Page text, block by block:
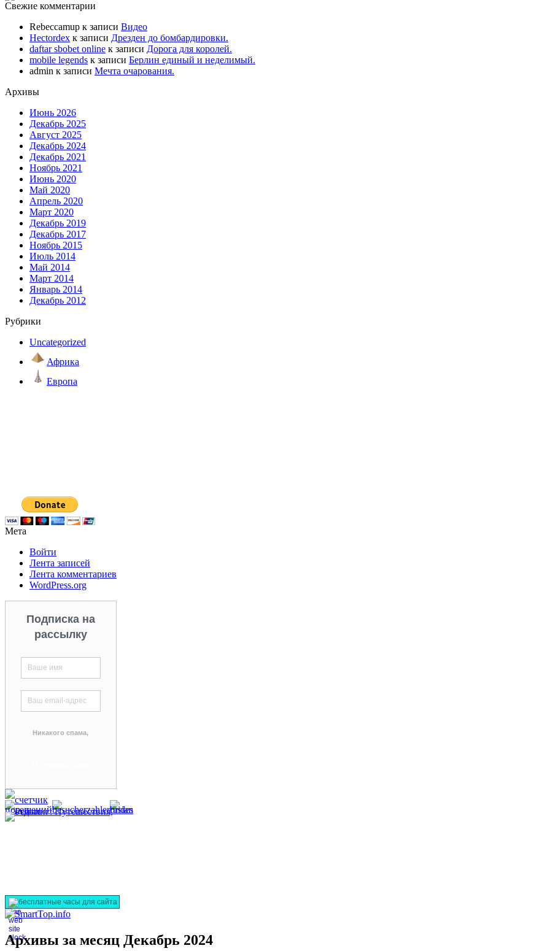
Свежие комментарии
Rebeccamup к записи Видео
Hectordex к записи Дрезден до бомбардировки.
daftar sbobet online к записи Дорога для королей.
mobile legends к записи Берлин единый и неделимый.
admin к записи Мечта очарования.
Архивы
Июнь 2026
Декабрь 2025
Август 2025
Декабрь 2024
Декабрь 2021
Ноябрь 2021
Июнь 2020
Май 2020
Апрель 2020
Март 2020
Декабрь 2019
Декабрь 2017
Ноябрь 2015
Июль 2014
Май 2014
Март 2014
Январь 2014
Декабрь 2012
Рубрики
Uncategorized
Африка
Европа
Мета
Войти
Лента записей
Лента комментариев
WordPress.org
Подписка на
рассылку
Никакого спама,
бесплатные часы для сайта
Архивы за месяц Декабрь 2024